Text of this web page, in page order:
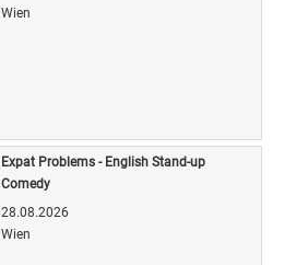
Wien
Expat Problems - English Stand-up
Comedy
28.08.2026
Wien